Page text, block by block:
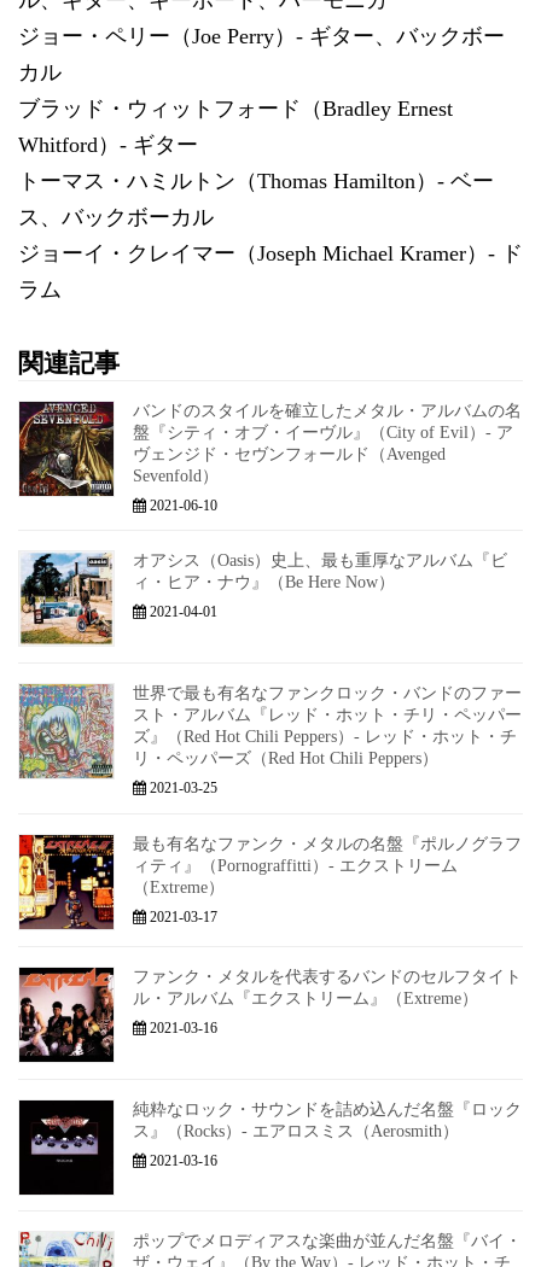
ジョー・ペリー（Joe Perry）- ギター、バックボー
カル
ブラッド・ウィットフォード（Bradley Ernest
Whitford）- ギター
トーマス・ハミルトン（Thomas Hamilton）- ベー
ス、バックボーカル
ジョーイ・クレイマー（Joseph Michael Kramer）- ド
ラム
関連記事
バンドのスタイルを確立したメタル・アルバムの名
盤『シティ・オブ・イーヴル』（City of Evil）- ア
ヴェンジド・セヴンフォールド（Avenged
Sevenfold）
2021-06-10
オアシス（Oasis）史上、最も重厚なアルバム『ビ
ィ・ヒア・ナウ』（Be Here Now）
2021-04-01
世界で最も有名なファンクロック・バンドのファー
スト・アルバム『レッド・ホット・チリ・ペッパー
ズ』（Red Hot Chili Peppers）- レッド・ホット・チ
リ・ペッパーズ（Red Hot Chili Peppers）
2021-03-25
最も有名なファンク・メタルの名盤『ポルノグラフ
ィティ』（Pornograffitti）- エクストリーム
（Extreme）
2021-03-17
ファンク・メタルを代表するバンドのセルフタイト
ル・アルバム『エクストリーム』（Extreme）
2021-03-16
純粋なロック・サウンドを詰め込んだ名盤『ロック
ス』（Rocks）- エアロスミス（Aerosmith）
2021-03-16
ポップでメロディアスな楽曲が並んだ名盤『バイ・
ザ・ウェイ』（By the Way）- レッド・ホット・チ